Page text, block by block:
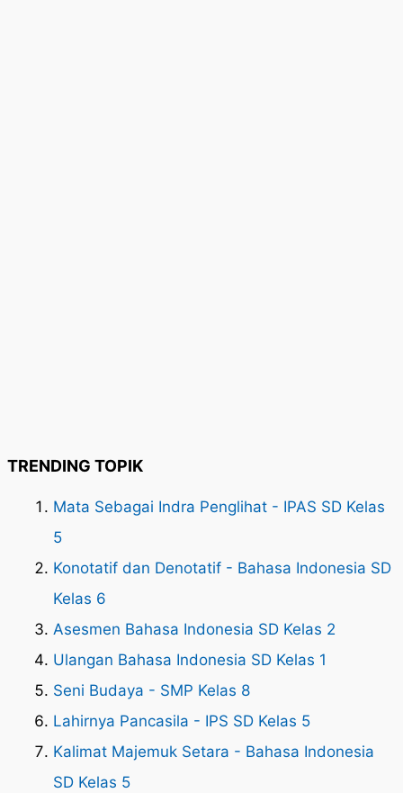
TRENDING TOPIK
Mata Sebagai Indra Penglihat - IPAS SD Kelas
5
Konotatif dan Denotatif - Bahasa Indonesia SD
Kelas 6
Asesmen Bahasa Indonesia SD Kelas 2
Ulangan Bahasa Indonesia SD Kelas 1
Seni Budaya - SMP Kelas 8
Lahirnya Pancasila - IPS SD Kelas 5
Kalimat Majemuk Setara - Bahasa Indonesia
SD Kelas 5